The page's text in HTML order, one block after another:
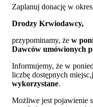
Zaplanuj donację w
Drodzy Krwiodawcy,
przypominamy, że w
Dawców umówionych
Informujemy, że w
liczbę dostępnych
wykorzystane.
Możliwe jest pojawienie